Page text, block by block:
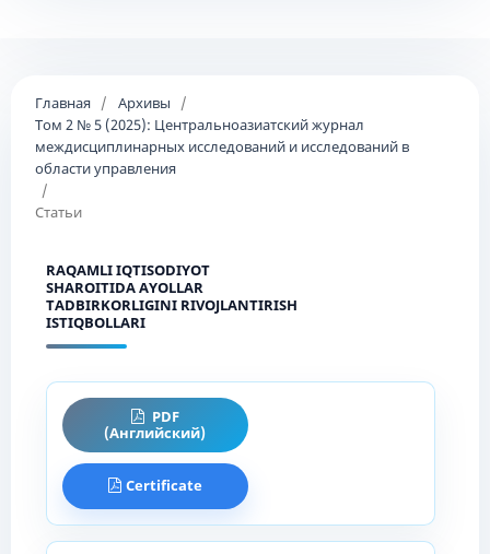
Главная / Архивы
/
Том 2 № 5 (2025): Центральноазиатский журнал
междисциплинарных исследований и исследований в
области управления
/
Статьи
RAQAMLI IQTISODIYOT
SHAROITIDA AYOLLAR
TADBIRKORLIGINI RIVOJLANTIRISH
ISTIQBOLLARI
PDF
(Английский)
Certificate